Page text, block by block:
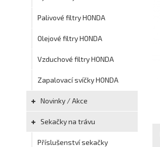
Palivové filtry HONDA
Olejové filtry HONDA
Vzduchové filtry HONDA
Zapalovací svíčky HONDA
Novinky / Akce
Sekačky na trávu
Příslušenství sekačky